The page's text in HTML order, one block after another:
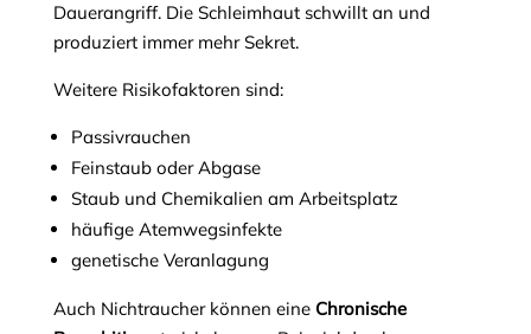
Dauerangriff. Die Schleimhaut schwillt an und
produziert immer mehr Sekret.
Weitere Risikofaktoren sind:
Passivrauchen
Feinstaub oder Abgase
Staub und Chemikalien am Arbeitsplatz
häufige Atemwegsinfekte
genetische Veranlagung
Auch Nichtraucher können eine Chronische